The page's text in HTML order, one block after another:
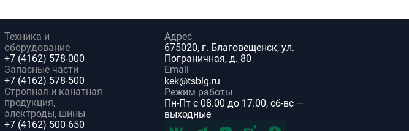
Техника и
оборудование
+7 (4162) 578-000
Запасные части
+7 (4162) 578-500
Стропная и канатная
продукция,
электроды, шины
+7 (4162) 500-650
Адрес
675020, г. Благовещенск, ул.
Пограничная, д. 80
Email
kek@tsblg.ru
Режим работы
Пн-Пт с 08.00 до 17.00, сб-вс —
выходные